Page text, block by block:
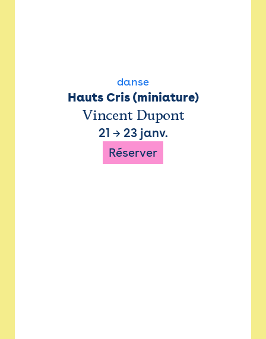
danse
Hauts Cris (miniature)
Vincent Dupont
21 → 23 janv.
Réserver